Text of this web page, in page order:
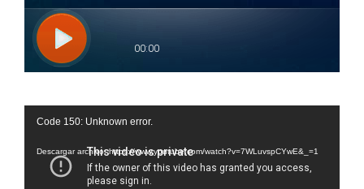
Reproductor
vídeo
Code 150: Unknown error.
Descargar archivo: https://www.youtube.com/watch?v=7WLuvspCYwE&_=1